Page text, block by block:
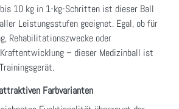
10 kg in 1-kg-Schritten ist dieser Ball
Leistungsstufen geeignet. Egal, ob für
Rehabilitationszwecke oder
– dieser Medizinball ist
Farbvarianten